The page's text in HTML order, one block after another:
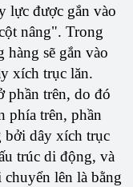
lực được gắn vào
nâng". Trong
sẽ gắn vào
xích trục lăn.
phần trên, do đó
phía trên, phần
bởi dây xích trục
trúc di động, và
lên là bằng